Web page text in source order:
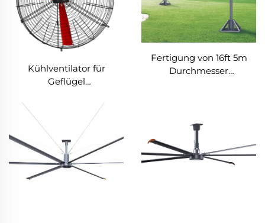
Kühlventilator für
Geflügel
Fertigung von 16ft 5m
Durchmesser
Fan